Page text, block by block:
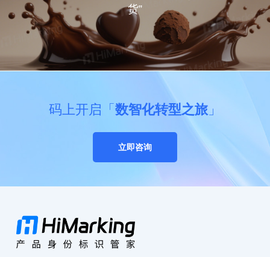
货”
码上开启「 数智化转型之旅」
立即咨询